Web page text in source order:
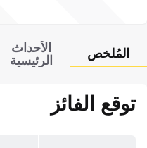
المُلخص
الأحداث
الرئيسية
توقع الفائز